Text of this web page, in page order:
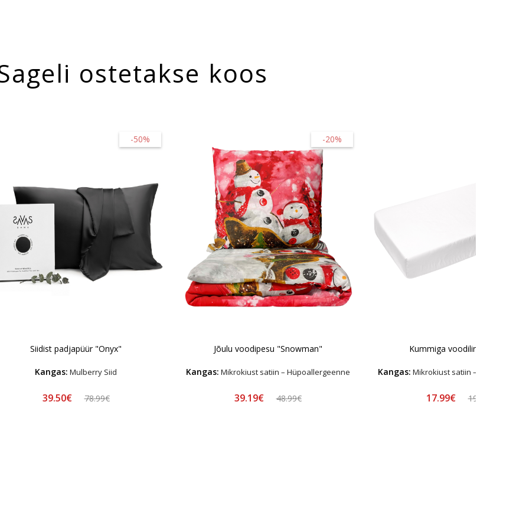
ostetakse koos
-50%
Siidist padjapüür "Onyx"
Kangas: Mulberry Siid
39.50€ 78.99€
-20%
Jõulu voodipesu "Snowman"
Kangas: Mikrokiust satiin – Hüpoallergeenne
39.19€ 48.99€
Kummiga voodilina „Pearl“
Kangas: Mikrokiust satiin –
17.99€ 19.99€